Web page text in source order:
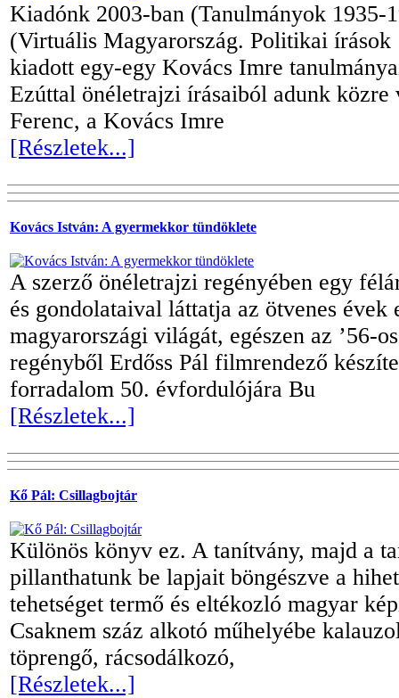
Kiadónk 2003-ban (Tanulmányok 1935-
(Virtuális Magyarország. Politikai írások
kiadott egy-egy Kovács Imre
Ezúttal önéletrajzi írásaiból adunk közre
Ferenc, a Kovács Imre
[Részletek...]
Kovács István: A gyermekkor tündöklete
A szerző önéletrajzi regényében egy
és gondolataival láttatja az ötvenes évek
magyarországi világát, egészen az ’56-
regényből Erdőss Pál filmrendező
forradalom 50. évfordulójára Bu
[Részletek...]
Kő Pál: Csillagbojtár
Különös könyv ez. A tanítvány, majd a
pillanthatunk be lapjait böngészve a
tehetséget termő és eltékozló magyar
Csaknem száz alkotó műhelyébe
töprengő, rácsodálkozó,
[Részletek...]